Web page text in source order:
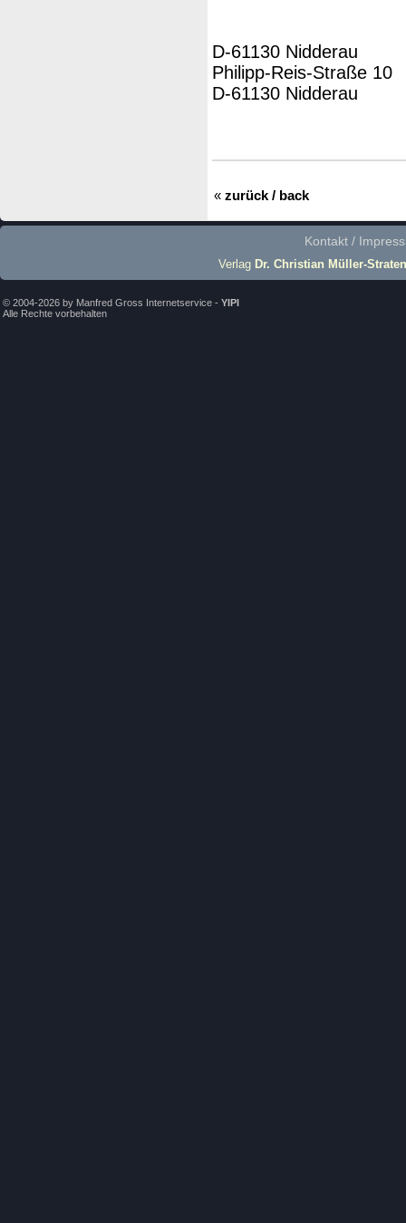
D-61130 Nidderau
Philipp-Reis-Straße 10
D-61130 Nidderau
« zurück / back
Kontakt /
Verlag Dr. Christian Müller-Straten
© 2004-2026 by Manfred Gross Internetservice - YIPI
Alle Rechte vorbehalten